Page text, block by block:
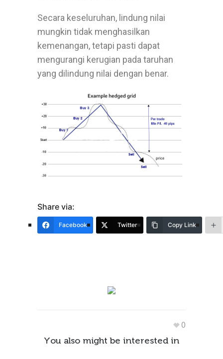
Secara keseluruhan, lindung nilai
mungkin tidak menghasilkan
kemenangan, tetapi pasti dapat
mengurangi kerugian pada taruhan
yang dilindung nilai dengan benar.
Share via:
Facebook Twitter Copy Link
0
You also might be interested in